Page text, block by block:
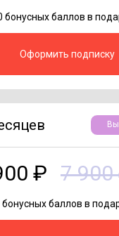
бонусных баллов в
7
₽
бонусных баллов в
Оформить подписку